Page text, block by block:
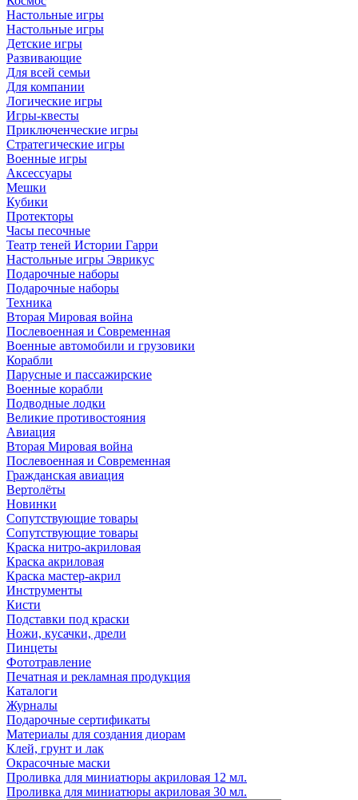
Настольные игры
Настольные игры
Детские игры
Развивающие
Для всей семьи
Для компании
Логические игры
Игры-квесты
Приключенческие игры
Стратегические игры
Военные игры
Аксессуары
Мешки
Кубики
Протекторы
Часы песочные
Театр теней Истории Гарри
Настольные игры Эврикус
Подарочные наборы
Подарочные наборы
Техника
Вторая Мировая война
Послевоенная и Современная
Военные автомобили и грузовики
Корабли
Парусные и пассажирские
Военные корабли
Подводные лодки
Великие противостояния
Авиация
Вторая Мировая война
Послевоенная и Современная
Гражданская авиация
Вертолёты
Новинки
Сопутствующие товары
Сопутствующие товары
Краска нитро-акриловая
Краска акриловая
Краска мастер-акрил
Инструменты
Кисти
Подставки под краски
Ножи, кусачки, дрели
Пинцеты
Фототравление
Печатная и рекламная продукция
Каталоги
Журналы
Подарочные сертификаты
Материалы для создания диорам
Клей, грунт и лак
Окрасочные маски
Проливка для миниатюры акриловая 12 мл.
Проливка для миниатюры акриловая 30 мл.